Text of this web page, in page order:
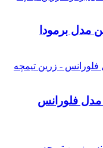
مدل برمودا
فلورانس